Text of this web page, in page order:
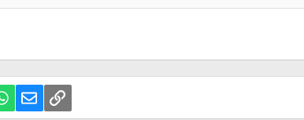
WhatsApp
E-postaLink